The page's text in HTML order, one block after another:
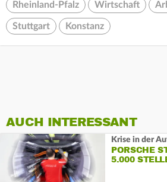
Rheinland-Pfalz Wirtschaft
Stuttgart Konstanz
AUCH INTERESSANT
Krise in der
PORSCHE
5.000